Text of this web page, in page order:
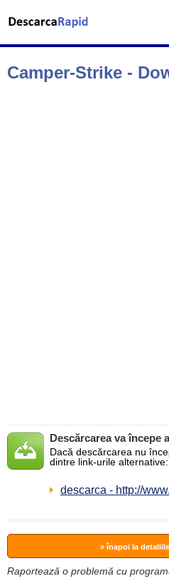
Camper-Strike -
Descărcarea va începe
Dacă descărcarea nu
dintre link-urile alternative:
descarca - http://
» înapoi la
Raportează o problemă cu